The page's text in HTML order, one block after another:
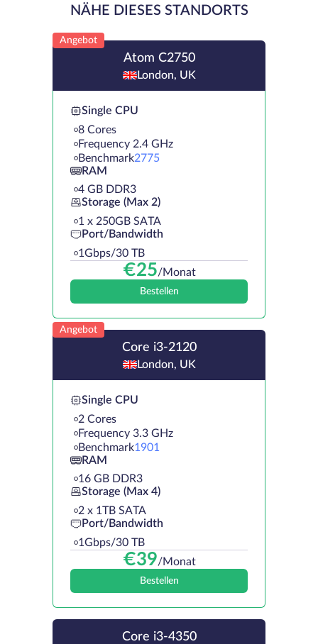
NÄHE DIESES STANDORTS
Angebot
Atom C2750
London, UK
Single CPU
8 Cores
Frequency 2.4 GHz
Benchmark2775
RAM
4 GB DDR3
Storage (Max 2)
1 х 250GB SATA
Port/Bandwidth
1Gbps/30 TB
€25/Monat
Bestellen
Angebot
Core i3-2120
London, UK
Single CPU
2 Cores
Frequency 3.3 GHz
Benchmark1901
RAM
16 GB DDR3
Storage (Max 4)
2 х 1TB SATA
Port/Bandwidth
1Gbps/30 TB
€39/Monat
Bestellen
Core i3-4350